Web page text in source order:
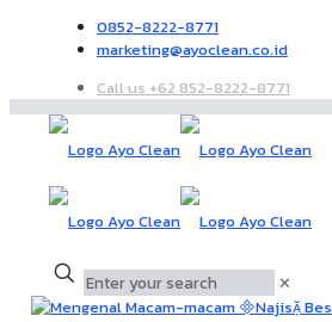
0852-8222-8771
marketing@ayoclean.co.id
Call us +62 852-8222-8771
✕